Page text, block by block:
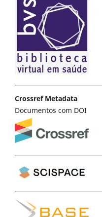
Crossref Metadata
Documentos com DOI